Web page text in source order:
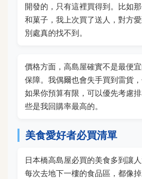
開發的，只有這裡買得到。比如
和菓子，我上次買了送人，對方
別處真的找不到。
價格方面，高島屋確實不是最便
保障。我偶爾也會失手買到雷貨，
如果你預算有限，可以優先考慮
些是我回購率最高的。
美食愛好者必買清單
日本橋高島屋必買的美食多到讓
每次去地下一樓的食品區，都像